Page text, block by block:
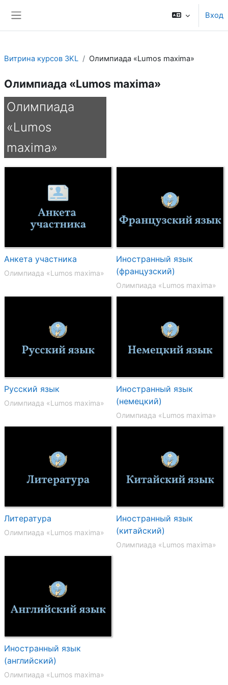
Вход
Витрина курсов 3KL Олимпиада «Lumos maxima»
Олимпиада «Lumos maxima»
Олимпиада
«Lumos
maxima»
Анкета участника
Олимпиада «Lumos maxima»
Иностранный язык
(французский)
Олимпиада «Lumos maxima»
Русский язык
Олимпиада «Lumos maxima»
Иностранный язык
(немецкий)
Олимпиада «Lumos maxima»
Литература
Олимпиада «Lumos maxima»
Иностранный язык
(китайский)
Олимпиада «Lumos maxima»
Иностранный язык
(английский)
Олимпиада «Lumos maxima»